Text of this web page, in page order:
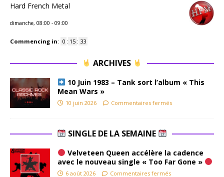
Hard French Metal
dimanche, 08:00 - 09:00
Commencing in: 0 : 15 : 32
ARCHIVES
10 Juin 1983 – Tank sort l’album « This
Mean Wars »
10 juin 2026 Commentaires fermés
SINGLE DE LA SEMAINE
Velveteen Queen accélère la cadence
avec le nouveau single « Too Far Gone »
6 août 2026 Commentaires fermés